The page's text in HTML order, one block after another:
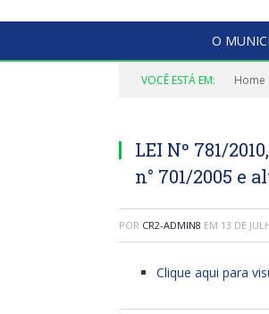
O
VOCÊ ESTÁ EM: Home
LEI Nº 781/
n° 701/2005 e
POR CR2-ADMIN8 EM 13 DE
Clique aqui para